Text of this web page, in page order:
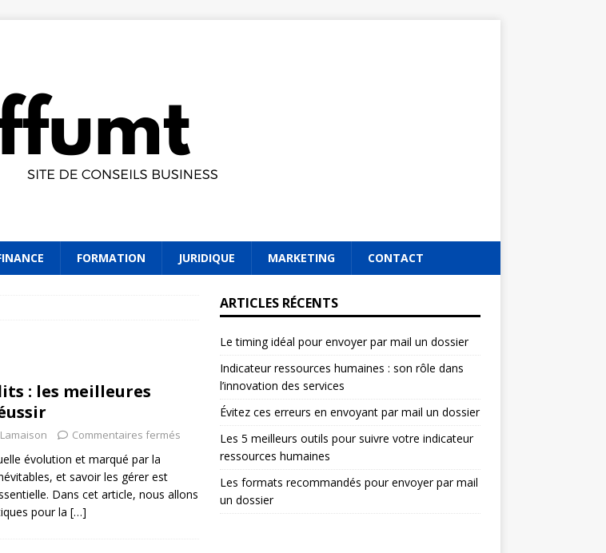
FORMATION JURIDIQUE MARKETING CONTACT
: les meilleures
Commentaires fermés
évolution et marqué par la
et savoir les gérer est
Dans cet article, nous allons
pour la […]
ARTICLES RÉCENTS
Le timing idéal pour envoyer par mail un dossier
Indicateur ressources humaines : son rôle dans
l’innovation des services
Évitez ces erreurs en envoyant par mail un dossier
Les 5 meilleurs outils pour suivre votre indicateur
ressources humaines
Les formats recommandés pour envoyer par mail
un dossier